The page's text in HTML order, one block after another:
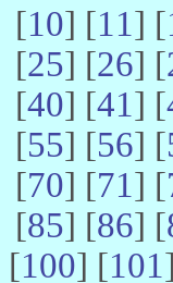
[10] [11] [
[25] [26] [
[40] [41] [
[55] [56] [
[70] [71] [
[85] [86] [
[100] [101